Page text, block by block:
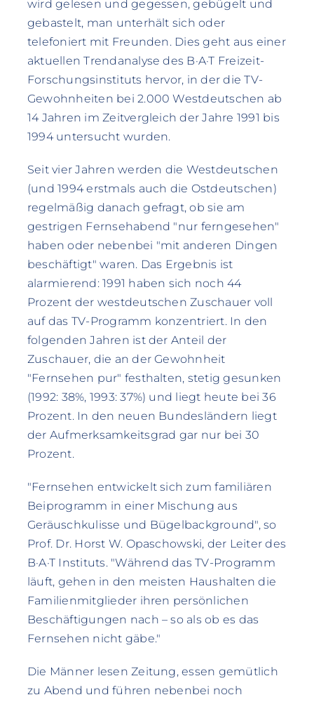
wird gelesen und gegessen, gebügelt und
gebastelt, man unterhält sich oder
telefoniert mit Freunden. Dies geht aus einer
aktuellen Trendanalyse des B·A·T Freizeit-
Forschungsinstituts hervor, in der die TV-
Gewohnheiten bei 2.000 Westdeutschen ab
14 Jahren im Zeitvergleich der Jahre 1991 bis
1994 untersucht wurden.
Seit vier Jahren werden die Westdeutschen
(und 1994 erstmals auch die Ostdeutschen)
regelmäßig danach gefragt, ob sie am
gestrigen Fernsehabend "nur ferngesehen"
haben oder nebenbei "mit anderen Dingen
beschäftigt" waren. Das Ergebnis ist
alarmierend: 1991 haben sich noch 44
Prozent der westdeutschen Zuschauer voll
auf das TV-Programm konzentriert. In den
folgenden Jahren ist der Anteil der
Zuschauer, die an der Gewohnheit
"Fernsehen pur" festhalten, stetig gesunken
(1992: 38%, 1993: 37%) und liegt heute bei 36
Prozent. In den neuen Bundesländern liegt
der Aufmerksamkeitsgrad gar nur bei 30
Prozent.
"Fernsehen entwickelt sich zum familiären
Beiprogramm in einer Mischung aus
Geräuschkulisse und Bügelbackground", so
Prof. Dr. Horst W. Opaschowski, der Leiter des
B·A·T Instituts. "Während das TV-Programm
läuft, gehen in den meisten Haushalten die
Familienmitglieder ihren persönlichen
Beschäftigungen nach – so als ob es das
Fernsehen nicht gäbe."
Die Männer lesen Zeitung, essen gemütlich
zu Abend und führen nebenbei noch